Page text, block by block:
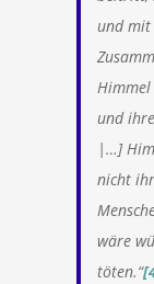
und mit
Himmel
und
|…]
nicht
wäre
töten.“